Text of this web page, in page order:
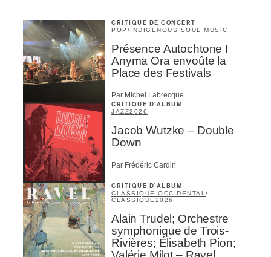
CRITIQUE DE CONCERT
POP /INDIGENOUS SOUL MUSIC
Présence Autochtone I
Anyma Ora envoûte la
Place des Festivals
Par Michel Labrecque
CRITIQUE D'ALBUM
JAZZ2026
Jacob Wutzke – Double
Down
Par Frédéric Cardin
CRITIQUE D'ALBUM
CLASSIQUE OCCIDENTAL/
CLASSIQUE2026
Alain Trudel; Orchestre
symphonique de Trois-
Rivières; Élisabeth Pion;